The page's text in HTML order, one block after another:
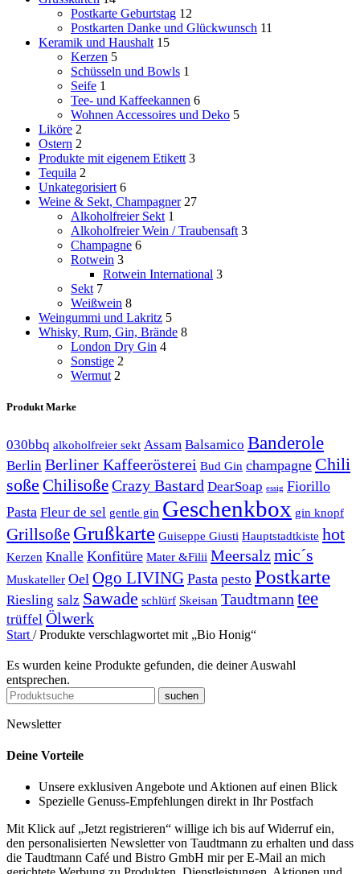
Postkarte Geburtstag 12
Postkarten Danke und Glückwunsch 11
Keramik und Haushalt 15
Kerzen 5
Schüsseln und Bowls 1
Seife 1
Tee- und Kaffeekannen 6
Wohnen Accessoires und Deko 5
Liköre 2
Ostern 2
Produkte mit eigenem Etikett 3
Tequila 2
Unkategorisiert 6
Weine & Sekt, Champagner 27
Alkoholfreier Sekt 1
Alkoholfreier Wein / Traubensaft 3
Champagne 6
Rotwein 3
Rotwein International 3
Sekt 7
Weißwein 8
Weingummi und Lakritz 5
Whisky, Rum, Gin, Brände 8
London Dry Gin 4
Sonstige 2
Wermut 2
Produkt Marke
030bbq alkoholfreier sekt Assam Balsamico Banderole
Berlin Berliner Kaffeerösterei Bud Gin champagne Chili
soße ChilisoßeCrazy Bastard DearSoap essig Fiorillo
Pasta Fleur de sel gentle gin Geschenkbox gin knopf
Grillsoße Grußkarte Guiseppe Giusti Hauptstadtkiste hot
Kerzen Knalle Konfitüre Mater &Filii Meersalzmic´s
Muskateller Oel Ogo LIVING Pasta pesto Postkarte
Riesling salz Sawade schlürf Skeisan Taudtmann tee
trüffel Ölwerk
Start / Produkte verschlagwortet mit „Bio Honig“
Es wurden keine Produkte gefunden, die deiner Auswahl
entsprechen.
suchen
Newsletter
Deine Vorteile
Unsere exklusiven Angebote und Aktionen auf einen Blick
Spezielle Genuss-Empfehlungen direkt in Ihr Postfach
Mit Klick auf „Jetzt registrieren“ willige ich bis auf Widerruf ein,
den personalisierten Newsletter von Taudtmann zu erhalten und dass
die Taudtmann Café und Bistro GmbH mir per E-Mail an mich